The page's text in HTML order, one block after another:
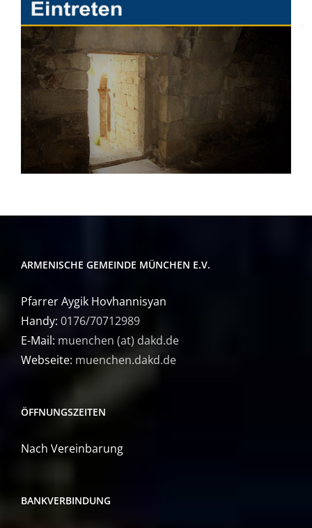
ARMENISCHE GEMEINDE MÜNCHEN E.V.
Pfarrer Aygik Hovhannisyan
Handy: 0176/70712989
E-Mail: muenchen (at) dakd.de
Webseite: muenchen.dakd.de
ÖFFNUNGSZEITEN
Nach Vereinbarung
BANKVERBINDUNG